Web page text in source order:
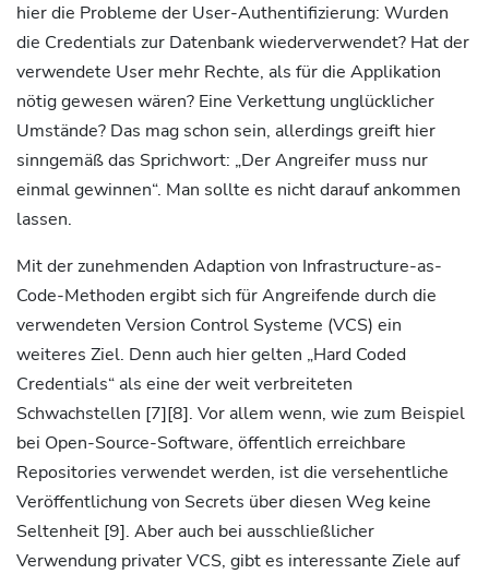
hier die Probleme der User-Authentifizierung: Wurden
die Credentials zur Datenbank wiederverwendet? Hat der
verwendete User mehr Rechte, als für die Applikation
nötig gewesen wären? Eine Verkettung unglücklicher
Umstände? Das mag schon sein, allerdings greift hier
sinngemäß das Sprichwort: „Der Angreifer muss nur
einmal gewinnen“. Man sollte es nicht darauf ankommen
lassen.
Mit der zunehmenden Adaption von Infrastructure-as-
Code-Methoden ergibt sich für Angreifende durch die
verwendeten Version Control Systeme (VCS) ein
weiteres Ziel. Denn auch hier gelten „Hard Coded
Credentials“ als eine der weit verbreiteten
Schwachstellen [7][8]. Vor allem wenn, wie zum Beispiel
bei Open-Source-Software, öffentlich erreichbare
Repositories verwendet werden, ist die versehentliche
Veröffentlichung von Secrets über diesen Weg keine
Seltenheit [9]. Aber auch bei ausschließlicher
Verwendung privater VCS, gibt es interessante Ziele auf